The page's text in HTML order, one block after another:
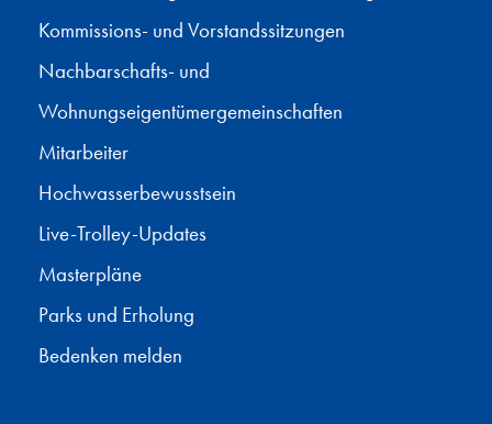
Kommissions- und Vorstandssitzungen
Nachbarschafts- und
Wohnungseigentümergemeinschaften
Mitarbeiter
Hochwasserbewusstsein
Live-Trolley-Updates
Masterpläne
Parks und Erholung
Bedenken melden